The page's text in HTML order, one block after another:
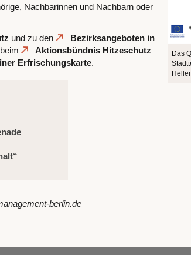
Das
Nachbarinnen und Nachbarn oder
und zu den
Bezirksangeboten in
Aktionsbündnis Hitzeschutz
Erfrischungskarte.
berlin.de